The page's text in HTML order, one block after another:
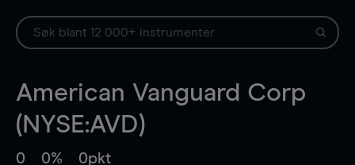
American Vanguard Corp
(NYSE:AVD)
0 0% 0pkt